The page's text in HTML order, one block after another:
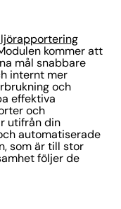
kommer att
mål snabbare
internt mer
och
effektiva
och
utifrån din
automatiserade
som är till stor
följer de